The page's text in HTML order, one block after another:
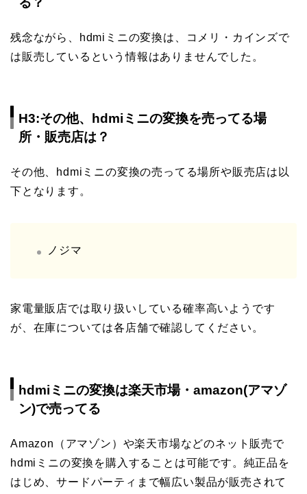
残念ながら、hdmiミニの変換は、コメリ・カインズで
は販売しているという情報はありませんでした。
H3:その他、hdmiミニの変換を売ってる場
所・販売店は？
その他、hdmiミニの変換の売ってる場所や販売店は以
下となります。
ノジマ
家電量販店では取り扱いしている確率高いようです
が、在庫については各店舗で確認してください。
hdmiミニの変換は楽天市場・amazon(アマゾ
ン)で売ってる
Amazon（アマゾン）や楽天市場などのネット販売で
hdmiミニの変換を購入することは可能です。純正品を
はじめ、サードパーティまで幅広い製品が販売されて